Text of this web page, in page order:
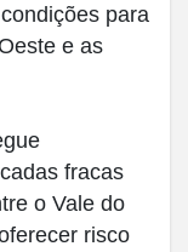
para
e as
fracas
o Vale do
risco